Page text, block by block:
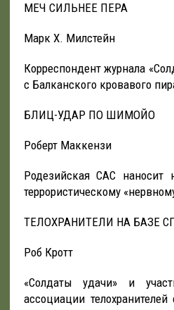
МЕЧ СИЛЬНЕЕ ПЕРА
Марк X. Милстейн
Корреспондент журнала
с Балканского кровавого
БЛИЦ-УДАР ПО ШИМОЙО
Роберт Маккензи
Родезийская САС
террористическому
ТЕЛОХРАНИТЕЛИ НА БАЗЕ
Роб Кротт
«Солдаты удачи» и
ассоциации